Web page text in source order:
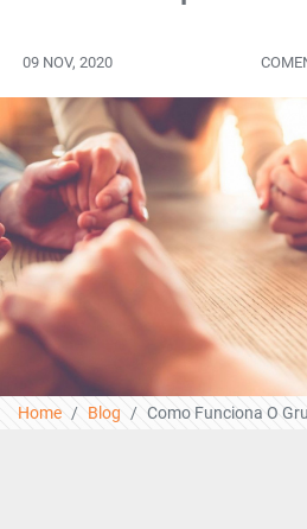
09 NOV, 2020
Home Blog Como Funciona O